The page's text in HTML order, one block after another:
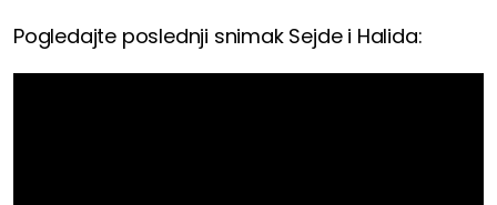
Pogledajte poslednji snimak Sejde i Halida: